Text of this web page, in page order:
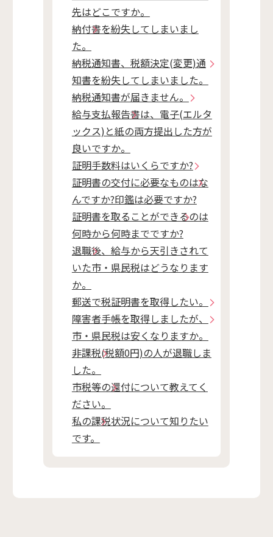
先はどこですか。
納付書を紛失してしまいまし
た。
納税通知書、税額決定(変更)通
知書を紛失してしまいました。
納税通知書が届きません。
給与支払報告書は、電子(エルタ
ックス)と紙の両方提出した方が
良いですか。
証明手数料はいくらですか?
証明書の交付に必要なものはな
んですか?印鑑は必要ですか?
証明書を取ることができるのは
何時から何時までですか?
退職後、給与から天引きされて
いた市・県民税はどうなります
か。
郵送で税証明書を取得したい。
障害者手帳を取得しましたが、
市・県民税は安くなりますか。
非課税(税額0円)の人が退職しま
した。
市税等の還付について教えてく
ださい。
私の課税状況について知りたい
です。